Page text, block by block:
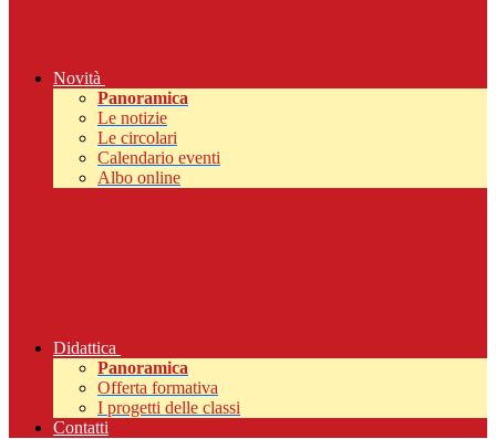
Novità
Panoramica
Le notizie
Le circolari
Calendario eventi
Albo online
Didattica
Panoramica
Offerta formativa
I progetti delle classi
Contatti